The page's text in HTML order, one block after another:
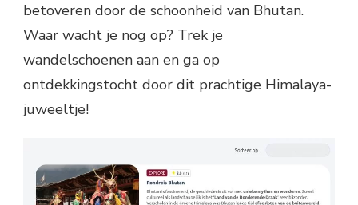
betoveren door de schoonheid van Bhutan.
Waar wacht je nog op? Trek je
wandelschoenen aan en ga op
ontdekkingstocht door dit prachtige Himalaya-
juweeltje!